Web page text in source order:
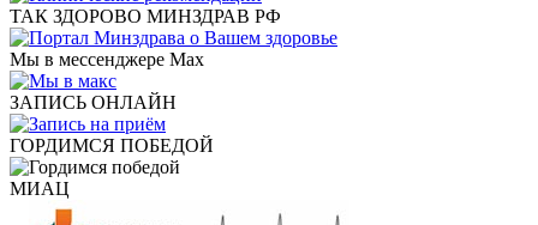
ТАК ЗДОРОВО МИНЗДРАВ РФ
Мы в мессенджере Max
ЗАПИСЬ ОНЛАЙН
ГОРДИМСЯ ПОБЕДОЙ
МИАЦ